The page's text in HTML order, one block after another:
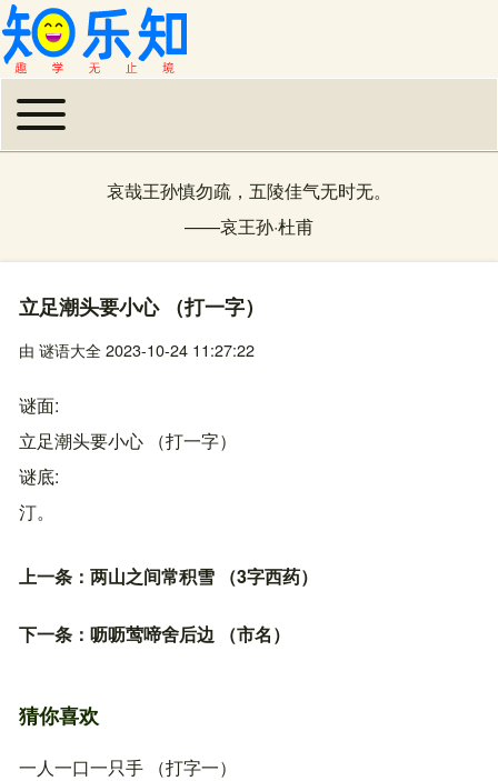
主导航
Toggle main menu
哀哉王孙慎勿疏，五陵佳气无时无。
——哀王孙·杜甫
立足潮头要小心 （打一字）
由 谜语大全2023-10-24 11:27:22
谜面
立足潮头要小心 （打一字）
谜底
汀。
上一条： 两山之间常积雪 （3字西药）
下一条： 呖呖莺啼舍后边 （市名）
猜你喜欢
一人一口一只手 （打字一）